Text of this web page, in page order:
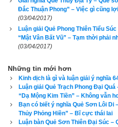
Thế giới của chúng ta vốn
nhiều kẻ lại đi tìm sự hoàn
chẳng khác gì đáy biển mò trăng.
Nếu số điện thoại của bạn có
Để biết số điện thoại của bạn
hợp phong thủy với bạn hay
công cụ xem bói sim số 1 hiện
phong thủy của chúng tôi ở bên
Đắc Thuận Phong” – Việc gì cũng lợi
(03/04/2017)
Luận giải Quẻ Phong Thiên Tiểu
“Mật Vân Bất Vũ” – Tạm thời phải
(03/04/2017)
Những tin mới hơn
Kinh dịch là gì và luận giải ý nghĩa
Luận giải Quẻ Trạch Phong Đại
“Dạ Mộng Kim Tiền” – Không vẫn
Bạn có biết ý nghĩa Quẻ Sơn Lôi Di
Thủy Phỏng Hiền” – Bĩ cực thái lai
Luận bàn Quẻ Sơn Thiên Đại Súc –